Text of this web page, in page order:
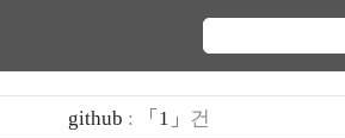
github : 「1」 건